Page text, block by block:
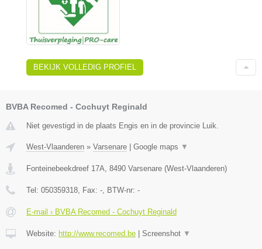
BEKIJK VOLLEDIG PROFIEL
BVBA Recomed - Cochuyt Reginald
Niet gevestigd in de plaats Engis en in de provincie Luik.
West-Vlaanderen » Varsenare | Google maps ▼
Fonteinebeekdreef 17A 8490 Varsenare (West-Vlaanderen)
Tel: 050359318 , Fax: - , BTW-nr: -
E-mail › BVBA Recomed - Cochuyt Reginald
Website: http://www.recomed.be | Screenshot ▼